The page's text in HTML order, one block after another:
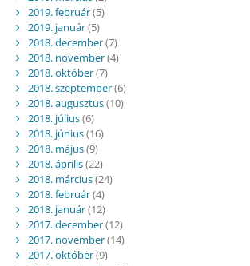
2019. február(5)
2019. január(5)
2018. december(7)
2018. november(4)
2018. október(7)
2018. szeptember(6)
2018. augusztus(10)
2018. július(6)
2018. június(16)
2018. május(9)
2018. április(22)
2018. március(24)
2018. február(4)
2018. január(12)
2017. december(12)
2017. november(14)
2017. október(9)